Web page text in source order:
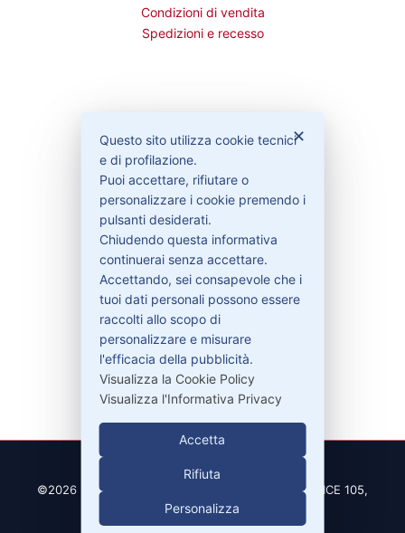
Condizioni di vendita
Spedizioni e recesso
Contattaci
Garanzie
Contatti
329-30.78.513
info@pitdriver.com
©2026 PitDriver | CROCO DEAL S.R.L. VIA DEL SALICE 105,
97100 RAGUSA (RG)
✕
Questo sito utilizza cookie tecnici
e di profilazione.
Puoi accettare, rifiutare o
personalizzare i cookie premendo i
pulsanti desiderati.
Chiudendo questa informativa
continuerai senza accettare.
Accettando, sei consapevole che i
tuoi dati personali possono essere
raccolti allo scopo di
personalizzare e misurare
l'efficacia della pubblicità.
Visualizza la Cookie Policy
Visualizza l'Informativa Privacy
Accetta
Rifiuta
Personalizza